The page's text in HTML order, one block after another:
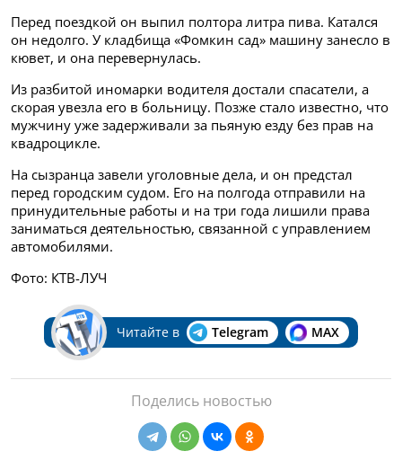
Перед поездкой он выпил полтора литра пива. Катался
он недолго. У кладбища «Фомкин сад» машину занесло в
кювет, и она перевернулась.
Из разбитой иномарки водителя достали спасатели, а
скорая увезла его в больницу. Позже стало известно, что
мужчину уже задерживали за пьяную езду без прав на
квадроцикле.
На сызранца завели уголовные дела, и он предстал
перед городским судом. Его на полгода отправили на
принудительные работы и на три года лишили права
заниматься деятельностью, связанной с управлением
автомобилями.
Фото: КТВ-ЛУЧ
Читайте в Telegram MAX
Поделись новостью